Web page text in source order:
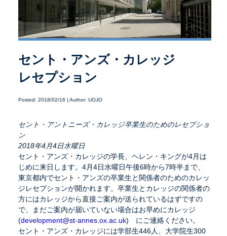
セント・アンズ・カレッジ
レセプション
Posted: 2018/02/16 | Author: UOJO
セント・アントニーズ・カレッジ卒業生のためのレセプショ
ン
2018年4月4日水曜日
セント・アンズ・カレッジの学長、ヘレン・キングが4月は
じめに来日します。4月4日水曜日午後6時から7時半まで、
東京都内でセント・アンズの卒業生と関係者のためのカレッ
ジレセプションが開かれます。卒業生とカレッジの関係者の
方にはカレッジから直接ご案内が送られているはずですの
で、まだご案内が届いていない場合はお早めにカレッジ
(development@st-annes.ox.ac.uk) にご連絡ください。
セント・アンズ・カレッジには学部生446人、大学院生300